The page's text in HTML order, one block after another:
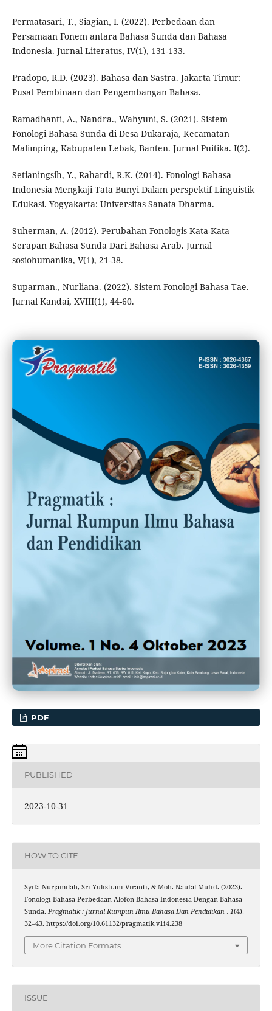
Permatasari, T., Siagian, I. (2022). Perbedaan dan
Persamaan Fonem antara Bahasa Sunda dan Bahasa
Indonesia. Jurnal Literatus, IV(1), 131-133.
Pradopo, R.D. (2023). Bahasa dan Sastra. Jakarta Timur:
Pusat Pembinaan dan Pengembangan Bahasa.
Ramadhanti, A., Nandra., Wahyuni, S. (2021). Sistem
Fonologi Bahasa Sunda di Desa Dukaraja, Kecamatan
Malimping, Kabupaten Lebak, Banten. Jurnal Puitika. I(2).
Setianingsih, Y., Rahardi, R.K. (2014). Fonologi Bahasa
Indonesia Mengkaji Tata Bunyi Dalam perspektif Linguistik
Edukasi. Yogyakarta: Universitas Sanata Dharma.
Suherman, A. (2012). Perubahan Fonologis Kata-Kata
Serapan Bahasa Sunda Dari Bahasa Arab. Jurnal
sosiohumanika, V(1), 21-38.
Suparman., Nurliana. (2022). Sistem Fonologi Bahasa Tae.
Jurnal Kandai, XVIII(1), 44-60.
PDF
PUBLISHED
2023-10-31
HOW TO CITE
Syifa Nurjamilah, Sri Yulistiani Viranti, & Moh. Naufal Mufid. (2023).
Fonologi Bahasa Perbedaan Alofon Bahasa Indonesia Dengan Bahasa
Sunda. Pragmatik : Jurnal Rumpun Ilmu Bahasa Dan Pendidikan , 1(4),
32–43. https://doi.org/10.61132/pragmatik.v1i4.238
More Citation Formats
ISSUE